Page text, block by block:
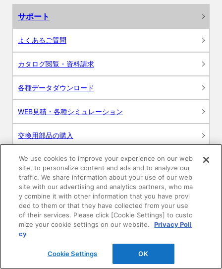
サポート
よくあるご質問
カタログ閲覧・資料請求
各種データダウンロード
WEB見積・各種シミュレーション
交換用部品の購入
修理・点検
お問い合わせ
ログイン
建築・設計関係者様向けサイト
ユーザー登録サービス
We use cookies to improve your experience on our web
site, to personalize content and ads and to analyze our
traffic. We share information about your use of our web
site with our advertising and analytics partners, who ma
y combine it with other information that you have provi
ded to them or that they have collected from your use
of their services. Please click [Cookie Settings] to custo
mize your cookie settings on our website.
Privacy Poli
cy
Cookie Settings OK